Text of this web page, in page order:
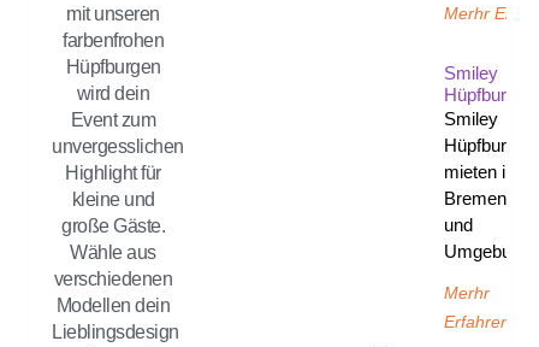
mit unseren
farbenfrohen
Hüpfburgen
wird dein
Event zum
unvergesslichen
Highlight für
kleine und
große Gäste.
Wähle aus
verschiedenen
Modellen dein
Lieblingsdesign
Merhr
Smiley
Hüpfburg
Smiley
Hüpfburg
mieten in
Bremen
und
Umgebung
Merhr
Erfahren